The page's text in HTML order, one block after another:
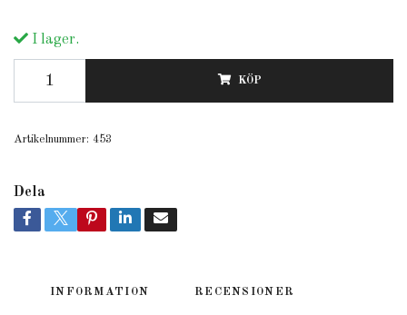
I lager.
KÖP
Artikelnummer: 453
Dela
INFORMATION RECENSIONER